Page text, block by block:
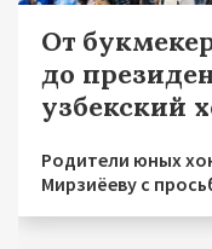
От
до
узбекский
Родители юных
Мирзиёеву с